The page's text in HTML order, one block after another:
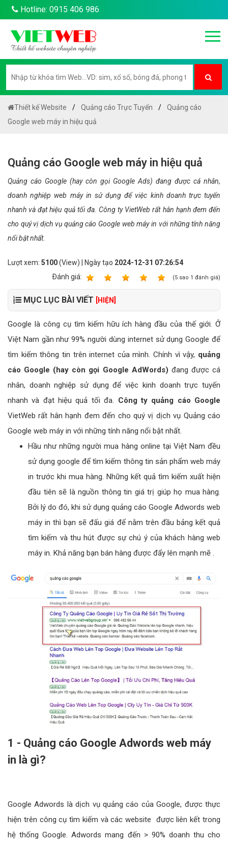
Hotline: 0915 406 986
Thiết kế Website Quảng cáo Trực Tuyến
Quảng cáo
Google web máy in hiệu quả
Quảng cáo Google web máy in hiệu quả
Quảng cáo Google (hay còn gọi Google Ads) đang được cá nhân,
doanh nghiệp web máy in sử dụng để việc kinh doanh trực tuyến
nhanh và đạt hiệu quả tối đa. Công ty VietWeb rất hân hạnh đem đến
cho quý vị dịch vụ quảng cáo Google web máy in với những tính năng
nổi bật nhất.
Lượt xem: 5100(View) | Ngày tạo 2024-12-31 07:26:54
Ðánh giá:
(5 sao 1 đánh giá)
MỤC LỤC BÀI VIẾT [HIỆN]
Google là công cụ tìm kiếm hữu ích hàng đầu của thế giới. Ở
Việt Nam gần như 99% người dùng internet sử dụng Google để
tìm kiếm thông tin trên internet của mình. Chính vì vậy, quảng
cáo Google (hay còn gọi Google AdWords) đang được cá
nhân, doanh nghiệp sử dụng để việc kinh doanh trực tuyến
nhanh và đạt hiệu quả tối đa. Công ty quảng cáo Google
VietWeb rất hân hạnh đem đến cho quý vị dịch vụ Quảng cáo
Google web máy in với những tính năng nổi bật nhất.
Hầu như những người mua hàng online tại Việt Nam đều
sử dụng google để tìm kiếm thông tin sản phẩm web máy
in trước khi mua hàng. Những kết quả tìm kiếm xuất hiện
đầu tiên sẽ là nguồn thông tin giá trị giúp họ mua hàng.
Bởi lý do đó, khi sử dụng quảng cáo Google Adwords web
máy in thì bạn sẽ đấu giá để nằm trên đầu bảng kết quả
tìm kiếm và thu hút được sự chú ý của khách hàng web
máy in. Khả năng bạn bán hàng được đẩy lên mạnh mẽ .
1 - Quảng cáo Google Adwords web máy
in là gì?
Google Adwords là dịch vụ quảng cáo của Google, được thực
hiện trên công cụ tìm kiếm và các website được liên kết trong
hệ thống Google. Adwords mang đến > 90% doanh thu cho